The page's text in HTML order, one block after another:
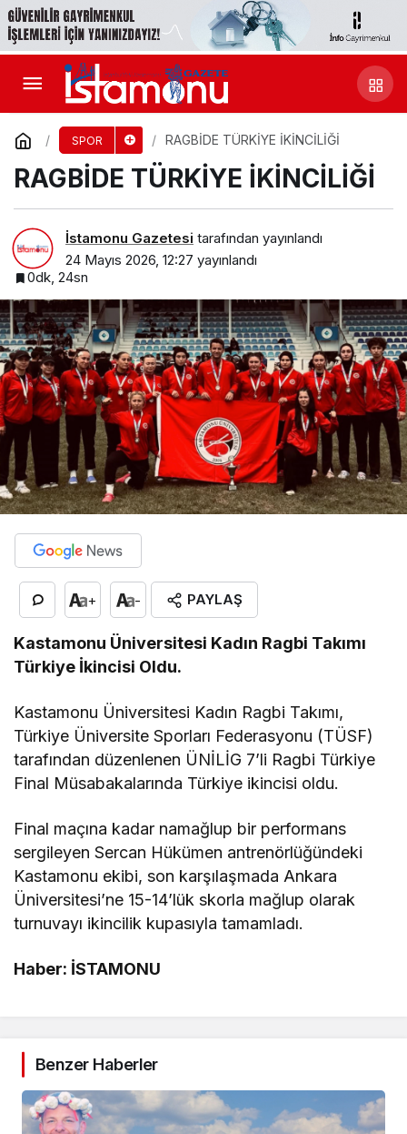
SPOR RAGBİDE TÜRKİYE İKİNCİLİĞİ
RAGBİDE TÜRKİYE İKİNCİLİĞİ
İstamonu Gazetesi tarafından yayınlandı
24 Mayıs 2026, 12:27 yayınlandı
0dk, 24sn
+ - PAYLAŞ
Kastamonu Üniversitesi Kadın Ragbi Takımı
Türkiye İkincisi Oldu.
Kastamonu Üniversitesi Kadın Ragbi Takımı,
Türkiye Üniversite Sporları Federasyonu (TÜSF)
tarafından düzenlenen ÜNİLİG 7’li Ragbi Türkiye
Final Müsabakalarında Türkiye ikincisi oldu.
Final maçına kadar namağlup bir performans
sergileyen Sercan Hükümen antrenörlüğündeki
Kastamonu ekibi, son karşılaşmada Ankara
Üniversitesi’ne 15-14’lük skorla mağlup olarak
turnuvayı ikincilik kupasıyla tamamladı.
Haber: İSTAMONU
Benzer Haberler